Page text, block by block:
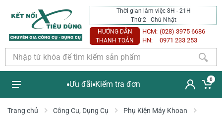
Thời gian làm việc 8H - 21H
Thứ 2 - Chủ Nhật
HƯỚNG DẪN
THANH TOÁN
HCM: (028) 3975 6686
HN:
0971 233 253
Ưu đãi Kiểm tra đơn
0
Trang chủ Công Cụ, Dụng Cụ
Phụ Kiện Máy Khoan